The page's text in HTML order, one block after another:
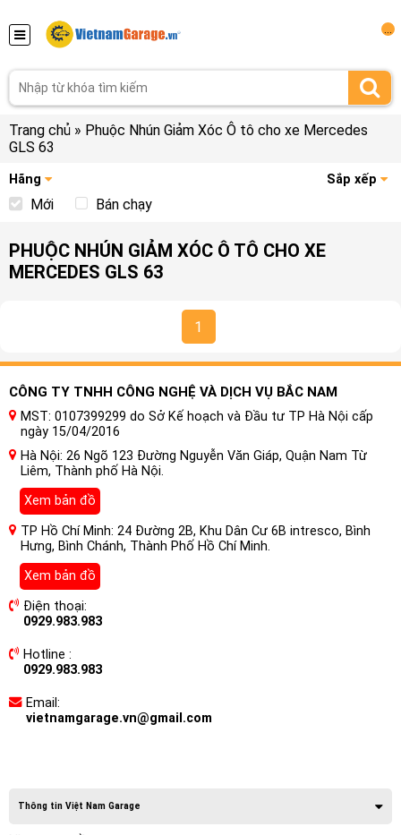
Trang chủ » Phuộc Nhún Giảm Xóc Ô tô cho xe Mercedes
GLS 63
Hãng Sắp xếp
Mới Bán chạy
PHUỘC NHÚN GIẢM XÓC Ô TÔ CHO XE
MERCEDES GLS 63
1
CÔNG TY TNHH CÔNG NGHỆ VÀ DỊCH VỤ BẮC NAM
MST: 0107399299 do Sở Kế hoạch và Đầu tư TP Hà Nội cấp
ngày 15/04/2016
Hà Nội: 26 Ngõ 123 Đường Nguyễn Văn Giáp, Quận Nam Từ
Liêm, Thành phố Hà Nội.
Xem bản đồ
TP Hồ Chí Minh: 24 Đường 2B, Khu Dân Cư 6B intresco, Bình
Hưng, Bình Chánh, Thành Phố Hồ Chí Minh.
Xem bản đồ
Điện thoại:
0929.983.983
Hotline :
0929.983.983
Email:
vietnamgarage.vn@gmail.com
Thông tin Việt Nam Garage